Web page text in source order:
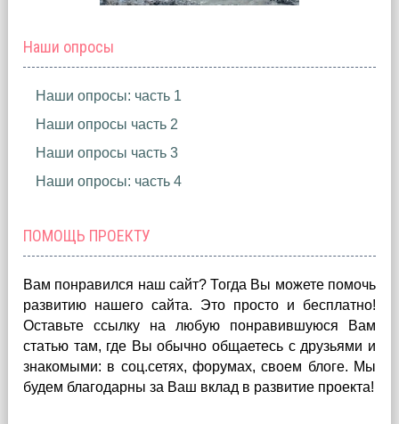
Наши опросы
Наши опросы: часть 1
Наши опросы часть 2
Наши опросы часть 3
Наши опросы: часть 4
ПОМОЩЬ ПРОЕКТУ
Вам понравился наш сайт? Тогда Вы можете помочь
развитию нашего сайта. Это просто и бесплатно!
Оставьте ссылку на любую понравившуюся Вам
статью там, где Вы обычно общаетесь с друзьями и
знакомыми: в соц.сетях, форумах, своем блоге. Мы
будем благодарны за Ваш вклад в развитие проекта!